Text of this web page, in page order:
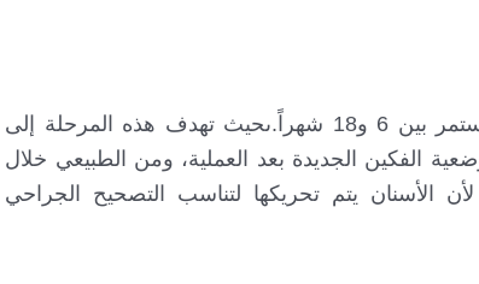
بعد ذلك، يبدأ المريض غالباً بمرحلة تقويم الأسنان قبل الجراحة، والتي تستمر بين 6 و18 شهراً.ىحيث تهدف هذه المرحلة إلى
الفكين الجديدة بعد العملية، ومن الطبيعي خلال
الأسنان يتم تحريكها لتناسب التصحيح الجراحي